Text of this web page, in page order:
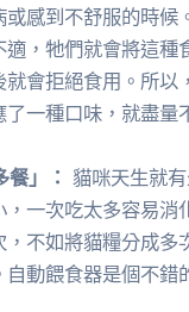
或感到不舒服的時候
適，牠們就會將這種
就會拒絕食用。所以
一種口味，就盡量
」： 貓咪天生就
一次吃太多容易消
不如將貓糧分成多
動餵食器是個不錯